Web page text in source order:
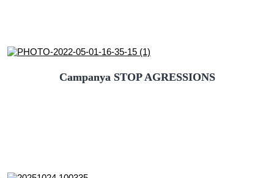
Campanya STOP AGRESSIONS